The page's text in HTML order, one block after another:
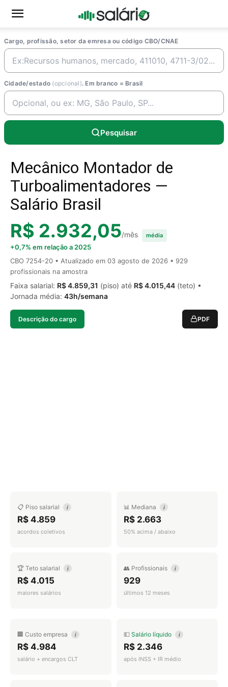
Cargo, profissão, setor da emresa ou código CBO/CNAE
Cidade/estado (opcional). Em branco = Brasil
Pesquisar
Mecânico Montador de
Turboalimentadores —
Salário Brasil
R$ 2.932,05/mês média
+0,7% em relação a 2025
CBO 7254-20 • Atualizado em 03 agosto de 2026 • 929
profissionais na amostra
Faixa salarial: R$ 4.859,31 (piso) até R$ 4.015,44 (teto) •
Jornada média: 43h/semana
Descrição do cargo PDF
📋 Piso salarial i
R$ 4.859
acordos coletivos
📊 Mediana i
R$ 2.663
50% acima / abaixo
🏆 Teto salarial i
R$ 4.015
maiores salários
👥 Profissionais i
929
últimos 12 meses
🏢 Custo empresa i
R$ 4.984
salário + encargos CLT
💵 Salário líquido i
R$ 2.346
após INSS + IR médio